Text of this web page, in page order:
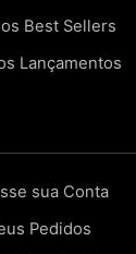
Best Sellers
Lançamentos
sua Conta
Pedidos